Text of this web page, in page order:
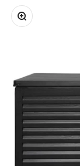
Bild vergrößern